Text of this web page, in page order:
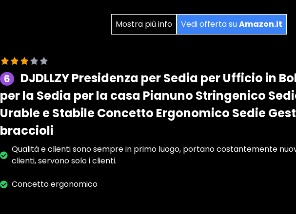
Mostra più info Vedi offerta suAmazon.it
6
DJDLLZY Presidenza per Sedia per Ufficio in
per la Sedia per la casa Pianuno Stringenico
Urable e Stabile Concetto Ergonomico Sedie
braccioli
Qualità e clienti sono sempre in primo luogo, portano costantemente
clienti, servono solo i clienti.
Concetto ergonomico